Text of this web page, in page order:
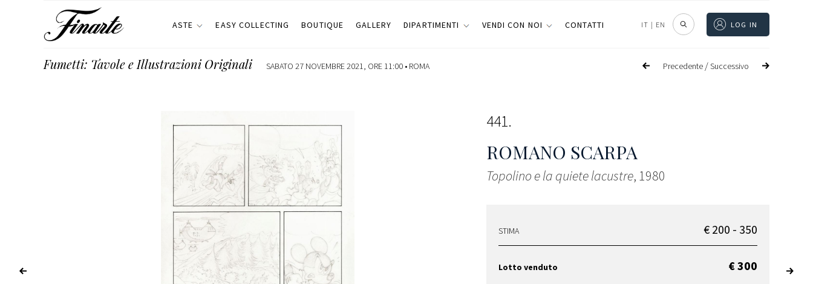
ASTE EASY COLLECTING BOUTIQUE GALLERY DIPARTIMENTI VENDI CON NOI CONTATTI IT | EN LOG IN
Precedente /Successivo
Fumetti: Tavole e Illustrazioni Originali SABATO 27 NOVEMBRE 2021, ORE 11:00 • ROMA
441
ROMANO SCARPA
Topolino e la quiete lacustre, 1980
STIMA € 200 - 350
Lotto venduto € 300